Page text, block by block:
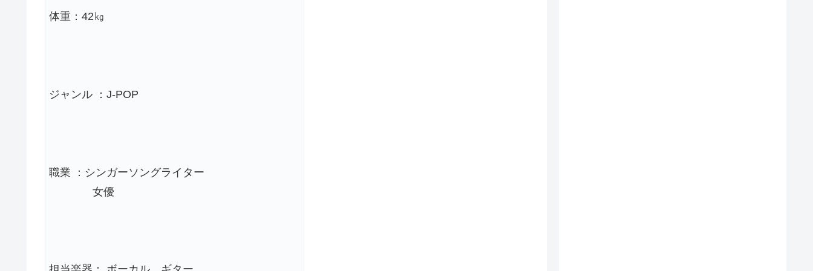
体重：42㎏
ジャンル ：J-POP
職業 ：シンガーソングライター
女優